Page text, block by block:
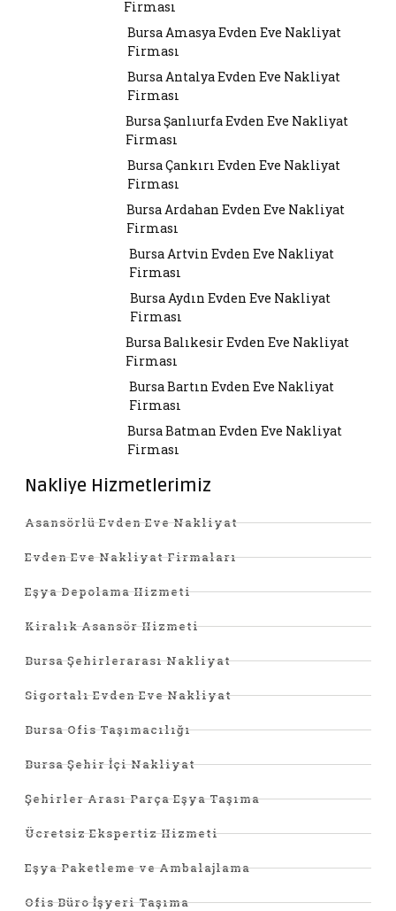
Firması
Bursa Amasya Evden Eve Nakliyat
Firması
Bursa Antalya Evden Eve Nakliyat
Firması
Bursa Şanlıurfa Evden Eve Nakliyat
Firması
Bursa Çankırı Evden Eve Nakliyat
Firması
Bursa Ardahan Evden Eve Nakliyat
Firması
Bursa Artvin Evden Eve Nakliyat
Firması
Bursa Aydın Evden Eve Nakliyat
Firması
Bursa Balıkesir Evden Eve Nakliyat
Firması
Bursa Bartın Evden Eve Nakliyat
Firması
Bursa Batman Evden Eve Nakliyat
Firması
Nakliye Hizmetlerimiz
Asansörlü Evden Eve Nakliyat
Evden Eve Nakliyat Firmaları
Eşya Depolama Hizmeti
Kiralık Asansör Hizmeti
Bursa Şehirlerarası Nakliyat
Sigortalı Evden Eve Nakliyat
Bursa Ofis Taşımacılığı
Bursa Şehir İçi Nakliyat
Şehirler Arası Parça Eşya Taşıma
Ücretsiz Ekspertiz Hizmeti
Eşya Paketleme ve Ambalajlama
Ofis Büro İşyeri Taşıma